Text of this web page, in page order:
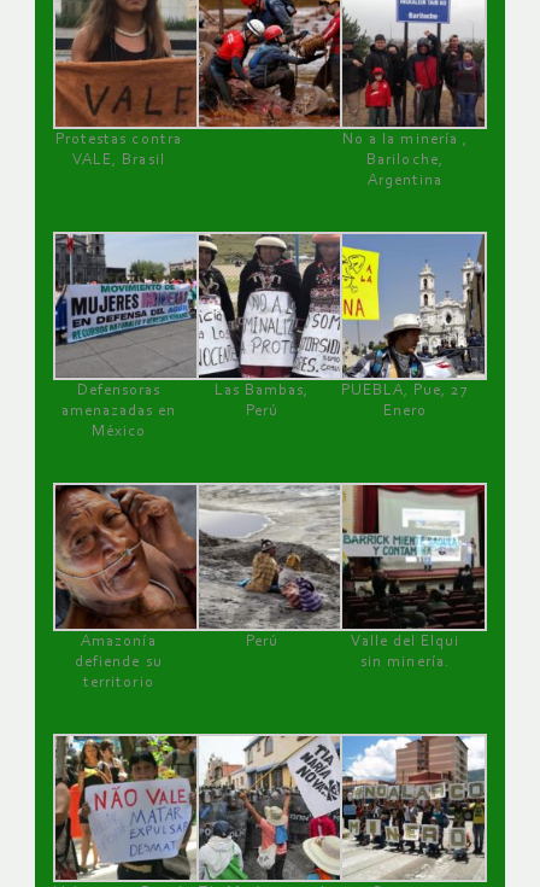
Protestas contra
VALE, Brasil
No a la minería ,
Bariloche,
Argentina
Defensoras
amenazadas en
México
Las Bambas,
Perú
PUEBLA, Pue, 27
Enero
Amazonía
defiende su
territorio
Perú
Valle del Elqui
sin minería.